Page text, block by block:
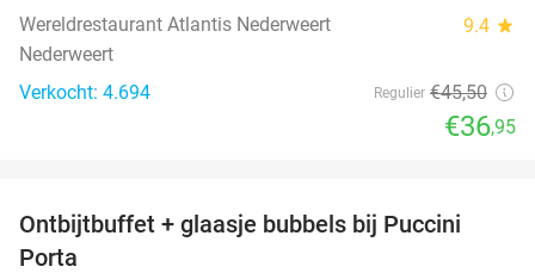
Wereldrestaurant Atlantis Nederweert 9.4 star
Nederweert
Verkocht: 4.694
Regulier €45,50
€36,95
Ontbijtbuffet + glaasje bubbels bij Puccini
Porta